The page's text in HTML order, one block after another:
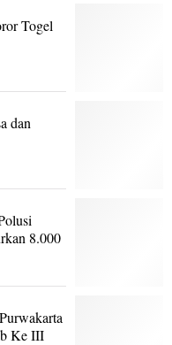
Togel
dan
8.000
Ke III